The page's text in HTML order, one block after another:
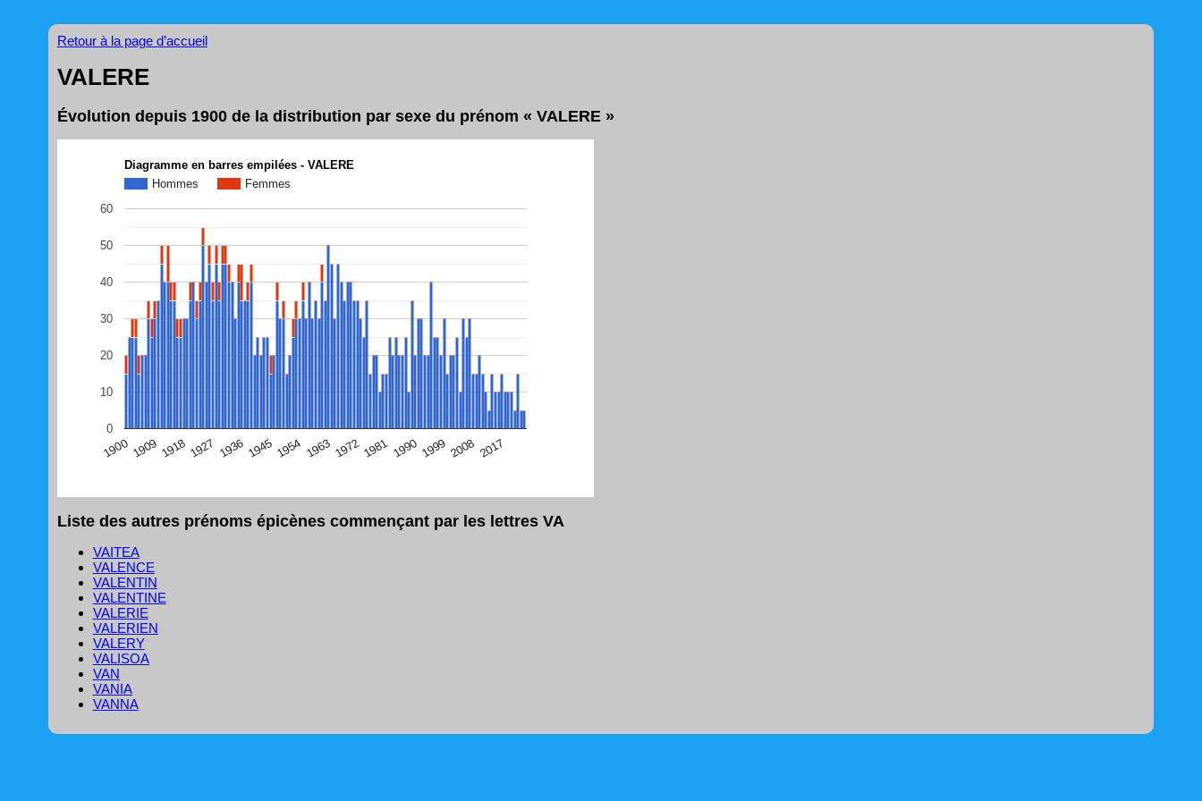
Retour à la page d’accueil
VALERE
Évolution depuis 1900 de la distribution par sexe du prénom « VALERE »
Diagramme en barres empilées - VALERE
Hommes
Femmes
1900 1909 1918 1927 1936 1945 1954 1963 19721981 1990 1999 2008 2017
0
10
20
30
40
50
60
(Graphique Google Charts, non compatible avec le navigateur Safari en ce moment)
Liste des autres prénoms épicènes commençant par les lettres VA
VAITEA
VALENCE
VALENTIN
VALENTINE
VALERIE
VALERIEN
VALERY
VALISOA
VAN
VANIA
VANNA